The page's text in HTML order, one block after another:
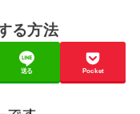
る方法
送る Pocket